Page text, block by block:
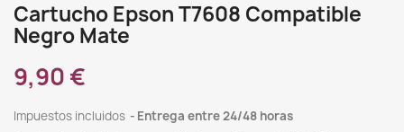
Cartucho Epson T7608 Compatible
Negro Mate
9,90 €
Impuestos incluidos Entrega entre 24/48 horas